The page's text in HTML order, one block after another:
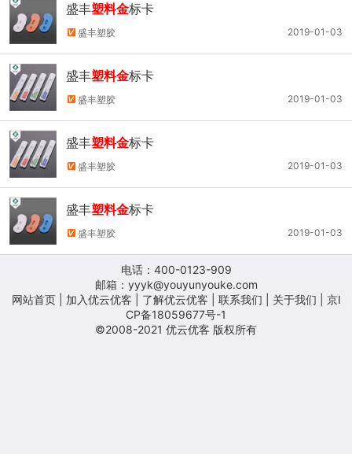
盛丰塑料金标卡
2019-01-03
盛丰塑胶
盛丰塑料金标卡
2019-01-03
盛丰塑胶
盛丰塑料金标卡
2019-01-03
盛丰塑胶
盛丰塑料金标卡
2019-01-03
盛丰塑胶
电话：400-0123-909
邮箱：yyyk@youyunyouke.com
网站首页| 加入优云优客 了解优云优客 联系我们 关于我们 | 京I
CP备18059677号-1
©2008-2021 优云优客 版权所有